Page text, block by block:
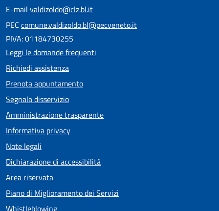
E-mail valdizoldo@clz.bl.it
PEC comune.valdizoldo.bl@pecveneto.it
PIVA: 01184730255
Leggi le domande frequenti
Richiedi assistenza
Prenota appuntamento
Segnala disservizio
Amministrazione trasparente
Informativa privacy
Note legali
Dichiarazione di accessibilità
Area riservata
Piano di Miglioramento dei Servizi
Whistleblowing